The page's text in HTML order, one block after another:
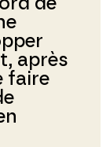
de
après
faire